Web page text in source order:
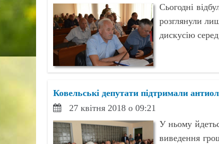
Сьогодні
розглянули
дискусію
Ковельські депутати підтримали
27 квітня 2018 о 09:21
У ньому
виведення